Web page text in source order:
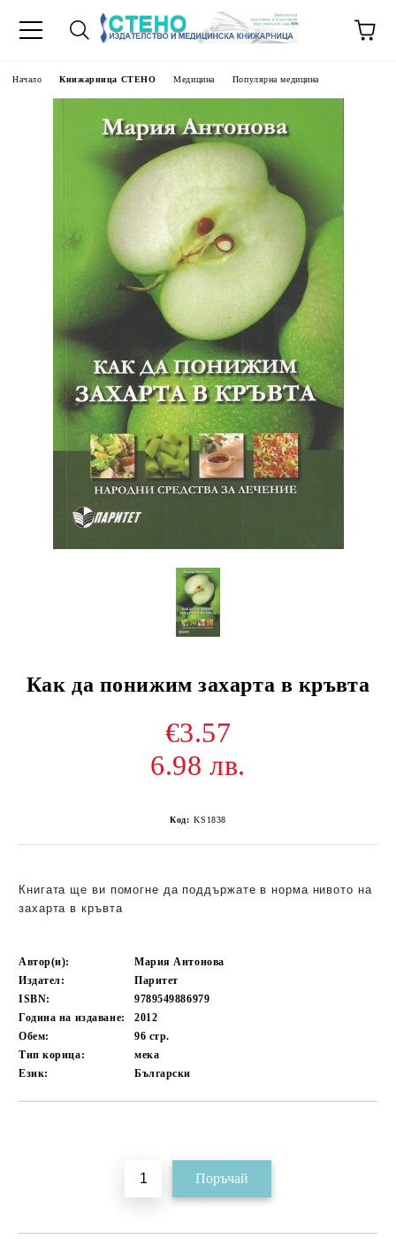
Начало Книжарница СТЕНО Медицина Популярна медицина
Как да понижим захарта в кръвта
€3.57
6.98 лв.
Код: KS1838
Книгата ще ви помогне да поддържате в норма нивото на
захарта в кръвта
Автор(и):
Мария Антонова
Издател:
Паритет
ISBN:
9789549886979
Година на издаване:
2012
Обем:
96 стр.
Тип корица:
мека
Език:
Български